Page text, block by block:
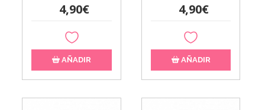
4,90€
AÑADIR
4,90€
AÑADIR